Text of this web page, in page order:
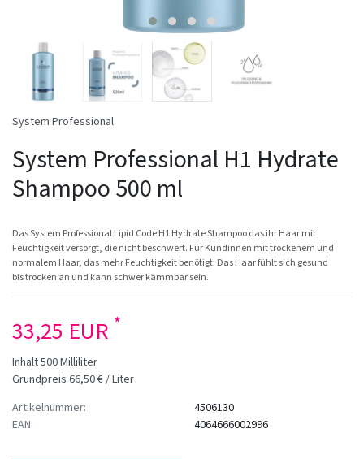
System Professional
System Professional H1 Hydrate
Shampoo 500 ml
Das System Professional Lipid Code H1 Hydrate Shampoo das ihr Haar mit
Feuchtigkeit versorgt, die nicht beschwert. Für Kundinnen mit trockenem und
normalem Haar, das mehr Feuchtigkeit benötigt. Das Haar fühlt sich gesund
bis trocken an und kann schwer kämmbar sein.
33,25 EUR *
Inhalt500Milliliter
Grundpreis 66,50 € / Liter
Artikelnummer:
EAN:
4506130
4064666002996